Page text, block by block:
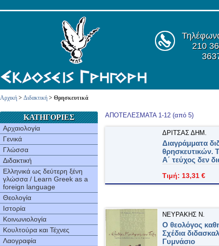
210
Αρχική > Διδακτική > Θρησκευτικά
ΚΑΤΗΓΟΡΙΕΣ
Αρχαιολογία
Γενικά
Γλώσσα
Διδακτική
Ελληνικά ως δεύτερη ξένη
γλώσσα / Learn Greek as a
foreign language
Θεολογία
Ιστορία
Κοινωνιολογία
Κουλτούρα και Τέχνες
Λαογραφία
ΑΠΟΤΕΛΕΣΜΑΤΑ 1-12 (από 5)
ΔΡΙΤΣAΣ ΔHM.
Διαγράμματα
θρησκευτικών.
A΄ τεύχος δεν
Τιμή: 13,31 €
ΝΕΥΡΑΚΗΣ Ν.
Ο θεολόγος
Σχέδια
Γυμνάσιο